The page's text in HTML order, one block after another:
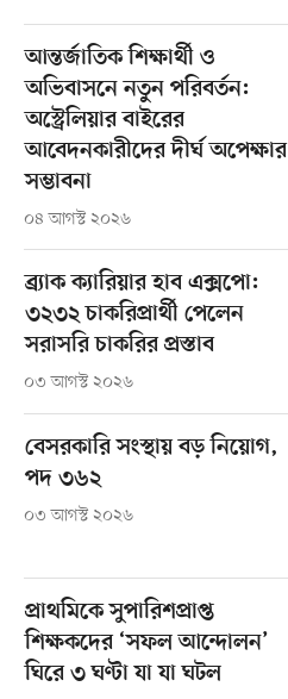
আন্তর্জাতিক শিক্ষার্থী ও
অভিবাসনে নতুন পরিবর্তন:
অস্ট্রেলিয়ার বাইরের
আবেদনকারীদের দীর্ঘ অপেক্ষার
সম্ভাবনা
০৪ আগস্ট ২০২৬
ব্র্যাক ক্যারিয়ার হাব এক্সপো:
৩২৩২ চাকরিপ্রার্থী পেলেন
সরাসরি চাকরির প্রস্তাব
০৩ আগস্ট ২০২৬
বেসরকারি সংস্থায় বড় নিয়োগ,
পদ ৩৬২
০৩ আগস্ট ২০২৬
প্রাথমিকে সুপারিশপ্রাপ্ত
শিক্ষকদের ‘সফল আন্দোলন’
ঘিরে ৩ ঘণ্টা যা যা ঘটল